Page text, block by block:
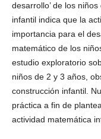
desarrollo’ de los
infantil indica que la
importancia para el
matemático de los
estudio exploratorio
niños de 2 y 3 años,
construcción infantil.
práctica a fin de
actividad matemática